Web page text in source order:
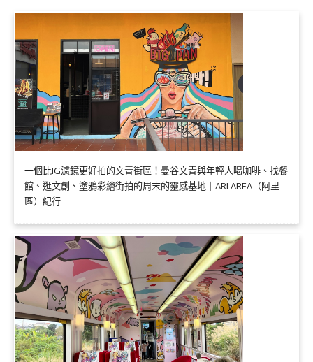
一個比IG濾鏡更好拍的文青街區！曼谷文青與年輕人喝咖啡、找餐
館、逛文創、塗鴉彩繪街拍的周末的靈感基地｜ARI AREA（阿里
區）紀行